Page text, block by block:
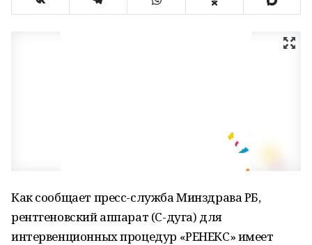
Как сообщает пресс-служба Минздрава РБ,
рентгеновский аппарат (С-дуга) для
интервенционных процедур «РЕНЕКС» имеет